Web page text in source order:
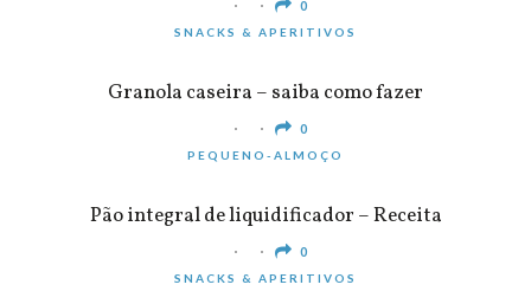
0
SNACKS & APERITIVOS
Granola caseira – saiba como fazer
0
PEQUENO-ALMOÇO
Pão integral de liquidificador – Receita
0
SNACKS & APERITIVOS